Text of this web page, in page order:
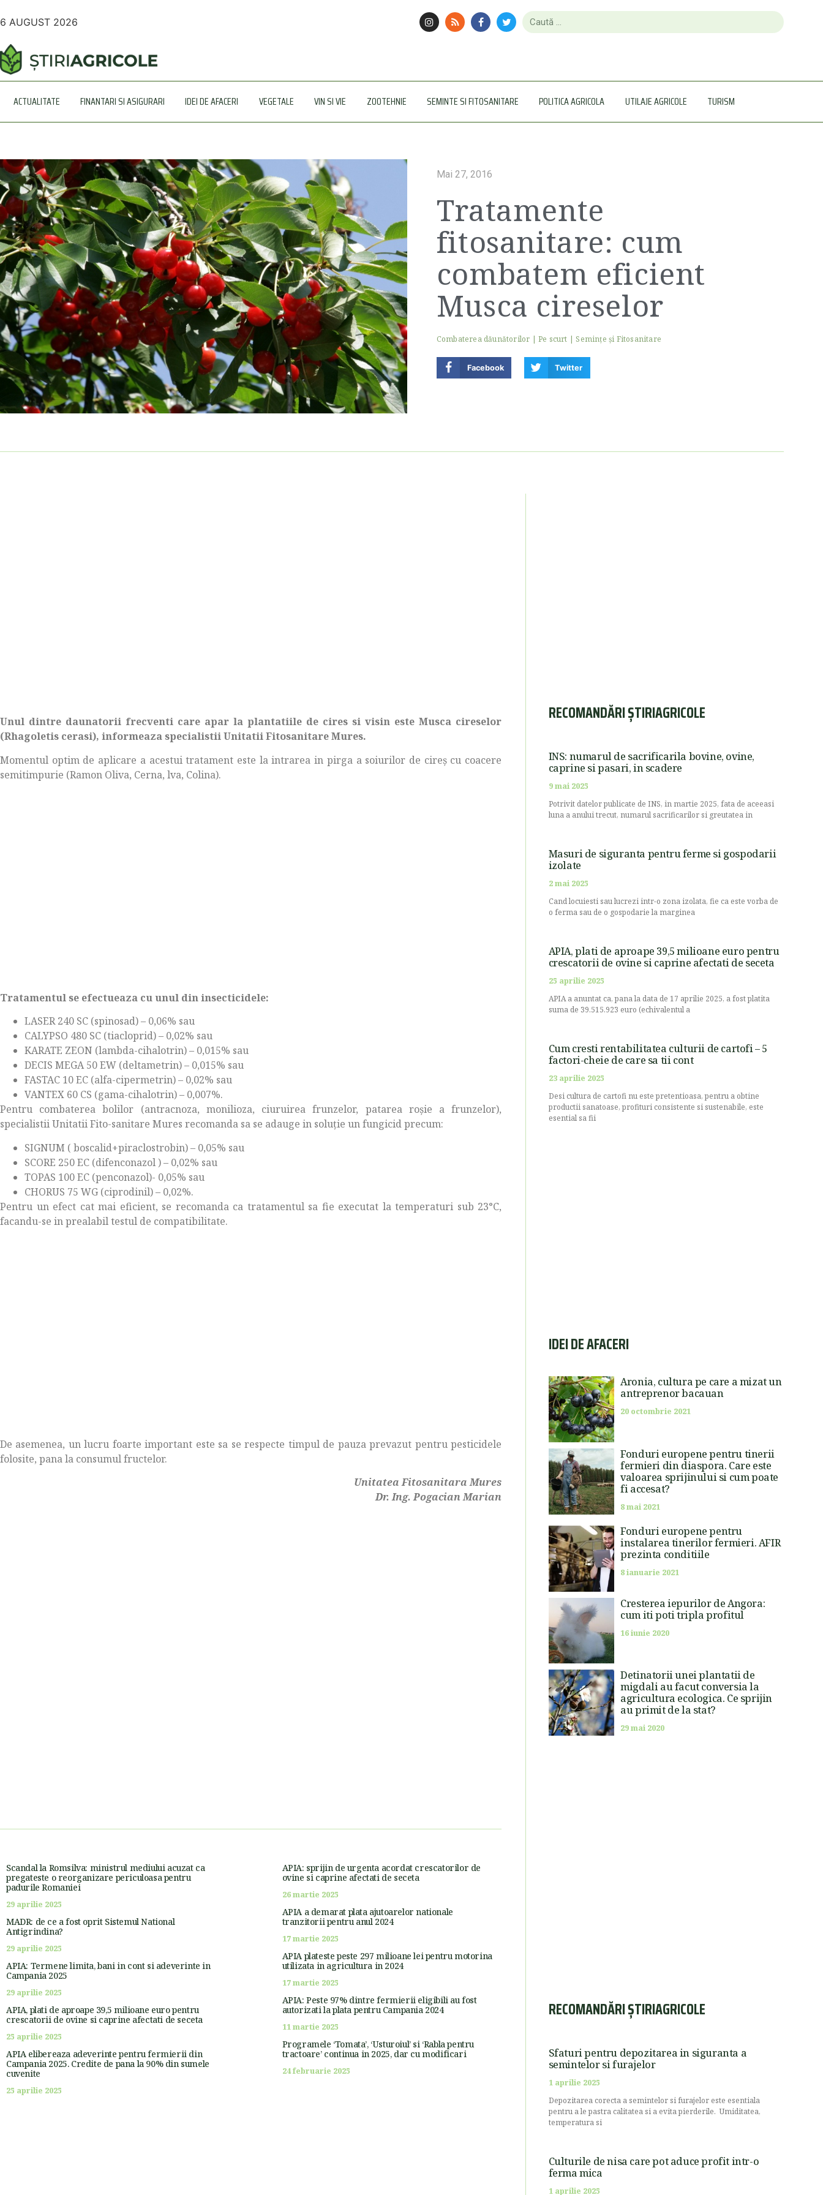
6 AUGUST 2026
ACTUALITATE FINANTARI SI ASIGURARI IDEI DE AFACERI VEGETALE VIN SI VIE ZOOTEHNIE SEMINTE SI FITOSANITARE POLITICA AGRICOLA UTILAJE AGRICOLE TURISM
Mai 27, 2016
Tratamente
fitosanitare: cum
combatem eficient
Musca cireselor
Combaterea dăunătorilor |Pe scurt |Seminţe şi Fitosanitare
Facebook Twitter
Unul dintre daunatorii frecventi care apar la plantatiile de cires si visin este Musca cireselor
(Rhagoletis cerasi), informeaza specialistii Unitatii Fitosanitare Mures.
Momentul optim de aplicare a acestui tratament este la intrarea in pirga a soiurilor de cireş cu coacere
semitimpurie (Ramon Oliva, Cerna, lva, Colina).
Tratamentul se efectueaza cu unul din insecticidele:
LASER 240 SC (spinosad) – 0,06% sau
CALYPSO 480 SC (tiacloprid) – 0,02% sau
KARATE ZEON (lambda-cihalotrin) – 0,015% sau
DECIS MEGA 50 EW (deltametrin) – 0,015% sau
FASTAC 10 EC (alfa-cipermetrin) – 0,02% sau
VANTEX 60 CS (gama-cihalotrin) – 0,007%.
Pentru combaterea bolilor (antracnoza, monilioza, ciuruirea frunzelor, patarea roşie a frunzelor),
specialistii Unitatii Fito-sanitare Mures recomanda sa se adauge in soluţie un fungicid precum:
SIGNUM ( boscalid+piraclostrobin) – 0,05% sau
SCORE 250 EC (difenconazol ) – 0,02% sau
TOPAS 100 EC (penconazol)- 0,05% sau
CHORUS 75 WG (ciprodinil) – 0,02%.
Pentru un efect cat mai eficient, se recomanda ca tratamentul sa fie executat la temperaturi sub 23°C,
facandu-se in prealabil testul de compatibilitate.
De asemenea, un lucru foarte important este sa se respecte timpul de pauza prevazut pentru pesticidele
folosite, pana la consumul fructelor.
Unitatea Fitosanitara Mures
Dr. Ing. Pogacian Marian
Scandal la Romsilva: ministrul mediului acuzat ca
pregateste o reorganizare periculoasa pentru
padurile Romaniei
29 aprilie 2025
MADR: de ce a fost oprit Sistemul National
Antigrindina?
29 aprilie 2025
APIA: Termene limita, bani in cont si adeverinte in
Campania 2025
29 aprilie 2025
APIA, plati de aproape 39,5 milioane euro pentru
crescatorii de ovine si caprine afectati de seceta
25 aprilie 2025
APIA elibereaza adeverinte pentru fermierii din
Campania 2025. Credite de pana la 90% din sumele
cuvenite
25 aprilie 2025
APIA: sprijin de urgenta acordat crescatorilor de
ovine si caprine afectati de seceta
26 martie 2025
APIA a demarat plata ajutoarelor nationale
tranzitorii pentru anul 2024
17 martie 2025
APIA plateste peste 297 milioane lei pentru motorina
utilizata in agricultura in 2024
17 martie 2025
APIA: Peste 97% dintre fermierii eligibili au fost
autorizati la plata pentru Campania 2024
11 martie 2025
Programele ‘Tomata’, ‘Usturoiul’ si ‘Rabla pentru
tractoare’ continua in 2025, dar cu modificari
24 februarie 2025
RECOMANDĂRI ȘTIRIAGRICOLE
INS: numarul de sacrificarila bovine, ovine,
caprine si pasari, in scadere
9 mai 2025
Potrivit datelor publicate de INS, in martie 2025, fata de aceeasi
luna a anului trecut, numarul sacrificarilor si greutatea in
Masuri de siguranta pentru ferme si gospodarii
izolate
2 mai 2025
Cand locuiesti sau lucrezi intr-o zona izolata, fie ca este vorba de
o ferma sau de o gospodarie la marginea
APIA, plati de aproape 39,5 milioane euro pentru
crescatorii de ovine si caprine afectati de seceta
25 aprilie 2025
APIA a anuntat ca, pana la data de 17 aprilie 2025, a fost platita
suma de 39.515.923 euro (echivalentul a
Cum cresti rentabilitatea culturii de cartofi – 5
factori-cheie de care sa tii cont
23 aprilie 2025
Desi cultura de cartofi nu este pretentioasa, pentru a obtine
productii sanatoase, profituri consistente si sustenabile, este
esential sa fii
IDEI DE AFACERI
Aronia, cultura pe care a mizat un
antreprenor bacauan
20 octombrie 2021
Fonduri europene pentru tinerii
fermieri din diaspora. Care este
valoarea sprijinului si cum poate
fi accesat?
8 mai 2021
Fonduri europene pentru
instalarea tinerilor fermieri. AFIR
prezinta conditiile
8 ianuarie 2021
Cresterea iepurilor de Angora:
cum iti poti tripla profitul
16 iunie 2020
Detinatorii unei plantatii de
migdali au facut conversia la
agricultura ecologica. Ce sprijin
au primit de la stat?
29 mai 2020
RECOMANDĂRI ȘTIRIAGRICOLE
Sfaturi pentru depozitarea in siguranta a
semintelor si furajelor
1 aprilie 2025
Depozitarea corecta a semintelor si furajelor este esentiala
pentru a le pastra calitatea si a evita pierderile. Umiditatea,
temperatura si
Culturile de nisa care pot aduce profit intr-o
ferma mica
1 aprilie 2025